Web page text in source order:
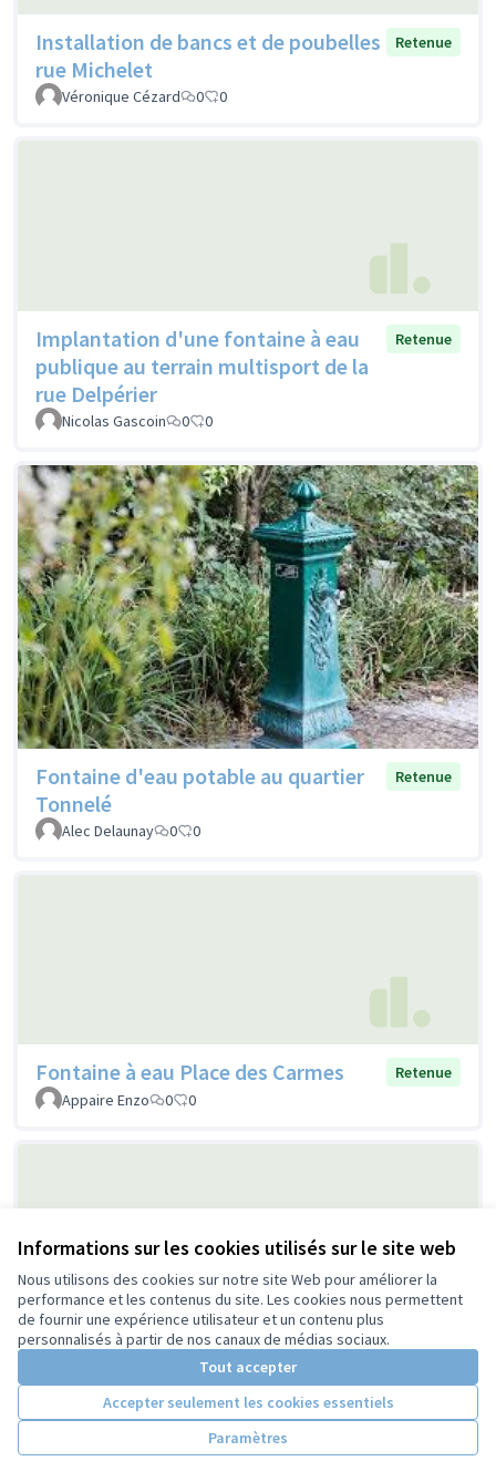
Informations sur les cookies utilisés sur le site web
Nous utilisons des cookies sur notre site Web pour améliorer la
performance et les contenus du site. Les cookies nous permettent
de fournir une expérience utilisateur et un contenu plus
personnalisés à partir de nos canaux de médias sociaux.
Tout accepter
Accepter seulement les cookies essentiels
Paramètres
Installation de bancs et de poubelles
rue Michelet
Retenue
Véronique Cézard 0 0
Implantation d'une fontaine à eau
publique au terrain multisport de la
rue Delpérier
Retenue
Nicolas Gascoin 0 0
Fontaine d'eau potable au quartier
Tonnelé
Retenue
Alec Delaunay 0 0
Fontaine à eau Place des Carmes
Retenue
Appaire Enzo
0 0
Favoriser toutes les mobilités dans le
quartier Giraudeau
Centre chorégraphique national de Tours - direction Thomas
Lebrun